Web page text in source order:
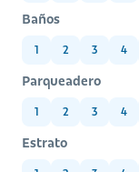
Baños
1 2 3 4
Parqueadero
1 2 3 4
Estrato